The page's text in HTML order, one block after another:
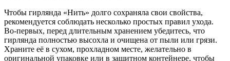
Чтобы гирлянда «Нить» долго сохраняла свои свойства,
рекомендуется соблюдать несколько простых правил ухода.
Во-первых, перед длительным хранением убедитесь, что
гирлянда полностью высохла и очищена от пыли или грязи.
Храните её в сухом, прохладном месте, желательно в
оригинальной упаковке или в защитном контейнере, чтобы